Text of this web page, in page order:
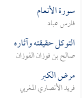
سورة الأنعام
فارس عباد
التوكل حقيقته وآثاره
صالح بن فوزان الفوزان
مرض الكبر
فريد الأنصاري المغربي